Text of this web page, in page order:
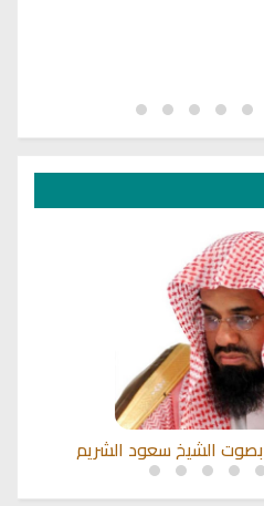
بصوت الشيخ سعود الشريم